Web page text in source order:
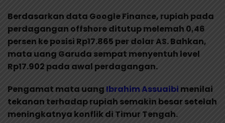
Berdasarkan data Google Finance, rupiah pada
perdagangan offshore ditutup melemah 0,46
persen ke posisi Rp17.865 per dolar AS. Bahkan,
mata uang Garuda sempat menyentuh level
Rp17.902 pada awal perdagangan.
Pengamat mata uang Ibrahim Assuaibi menilai
tekanan terhadap rupiah semakin besar setelah
meningkatnya konflik di Timur Tengah.